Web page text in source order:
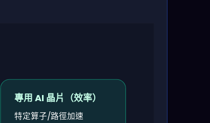
專用 AI 晶片（效率）
特定算子/路徑加速